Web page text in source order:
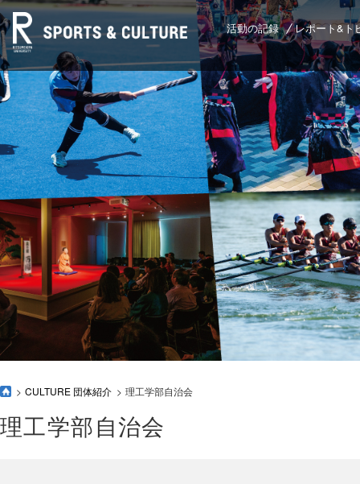
活動の記録 レポート&ト
CULTURE 団体紹介 理工学部自治会
理工学部自治会